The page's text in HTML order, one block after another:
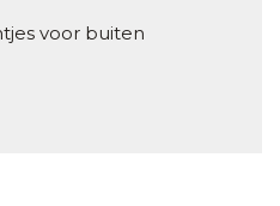
voor buiten